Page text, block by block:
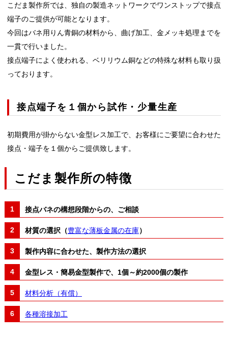
こだま製作所では、独自の製造ネットワークでワンストップで接点
端子のご提供が可能となります。
今回はバネ用りん青銅の材料から、曲げ加工、金メッキ処理までを
一貫で行いました。
接点端子によく使われる、ベリリウム銅などの特殊な材料も取り扱
っております。
接点端子を１個から試作・少量生産
初期費用が掛からない金型レス加工で、お客様にご要望に合わせた
接点・端子を１個からご提供致します。
こだま製作所の特徴
接点バネの構想段階からの、ご相談
材質の選択（豊富な薄板金属の在庫）
製作内容に合わせた、製作方法の選択
金型レス・簡易金型製作で、1個～約2000個の製作
材料分析（有償）
各種溶接加工